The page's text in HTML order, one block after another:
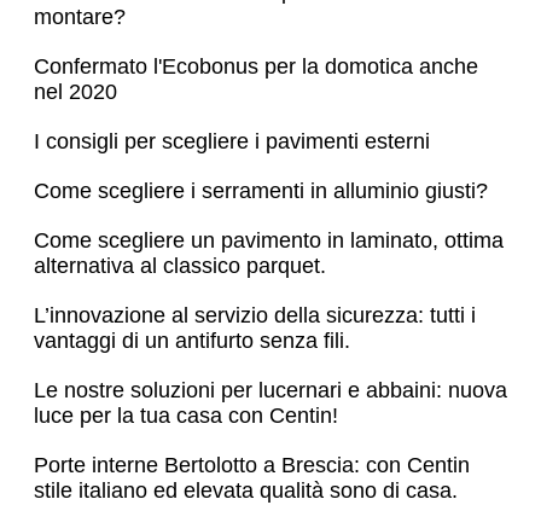
montare?
Confermato l'Ecobonus per la domotica anche
nel 2020
I consigli per scegliere i pavimenti esterni
Come scegliere i serramenti in alluminio giusti?
Come scegliere un pavimento in laminato, ottima
alternativa al classico parquet.
L’innovazione al servizio della sicurezza: tutti i
vantaggi di un antifurto senza fili.
Le nostre soluzioni per lucernari e abbaini: nuova
luce per la tua casa con Centin!
Porte interne Bertolotto a Brescia: con Centin
stile italiano ed elevata qualità sono di casa.